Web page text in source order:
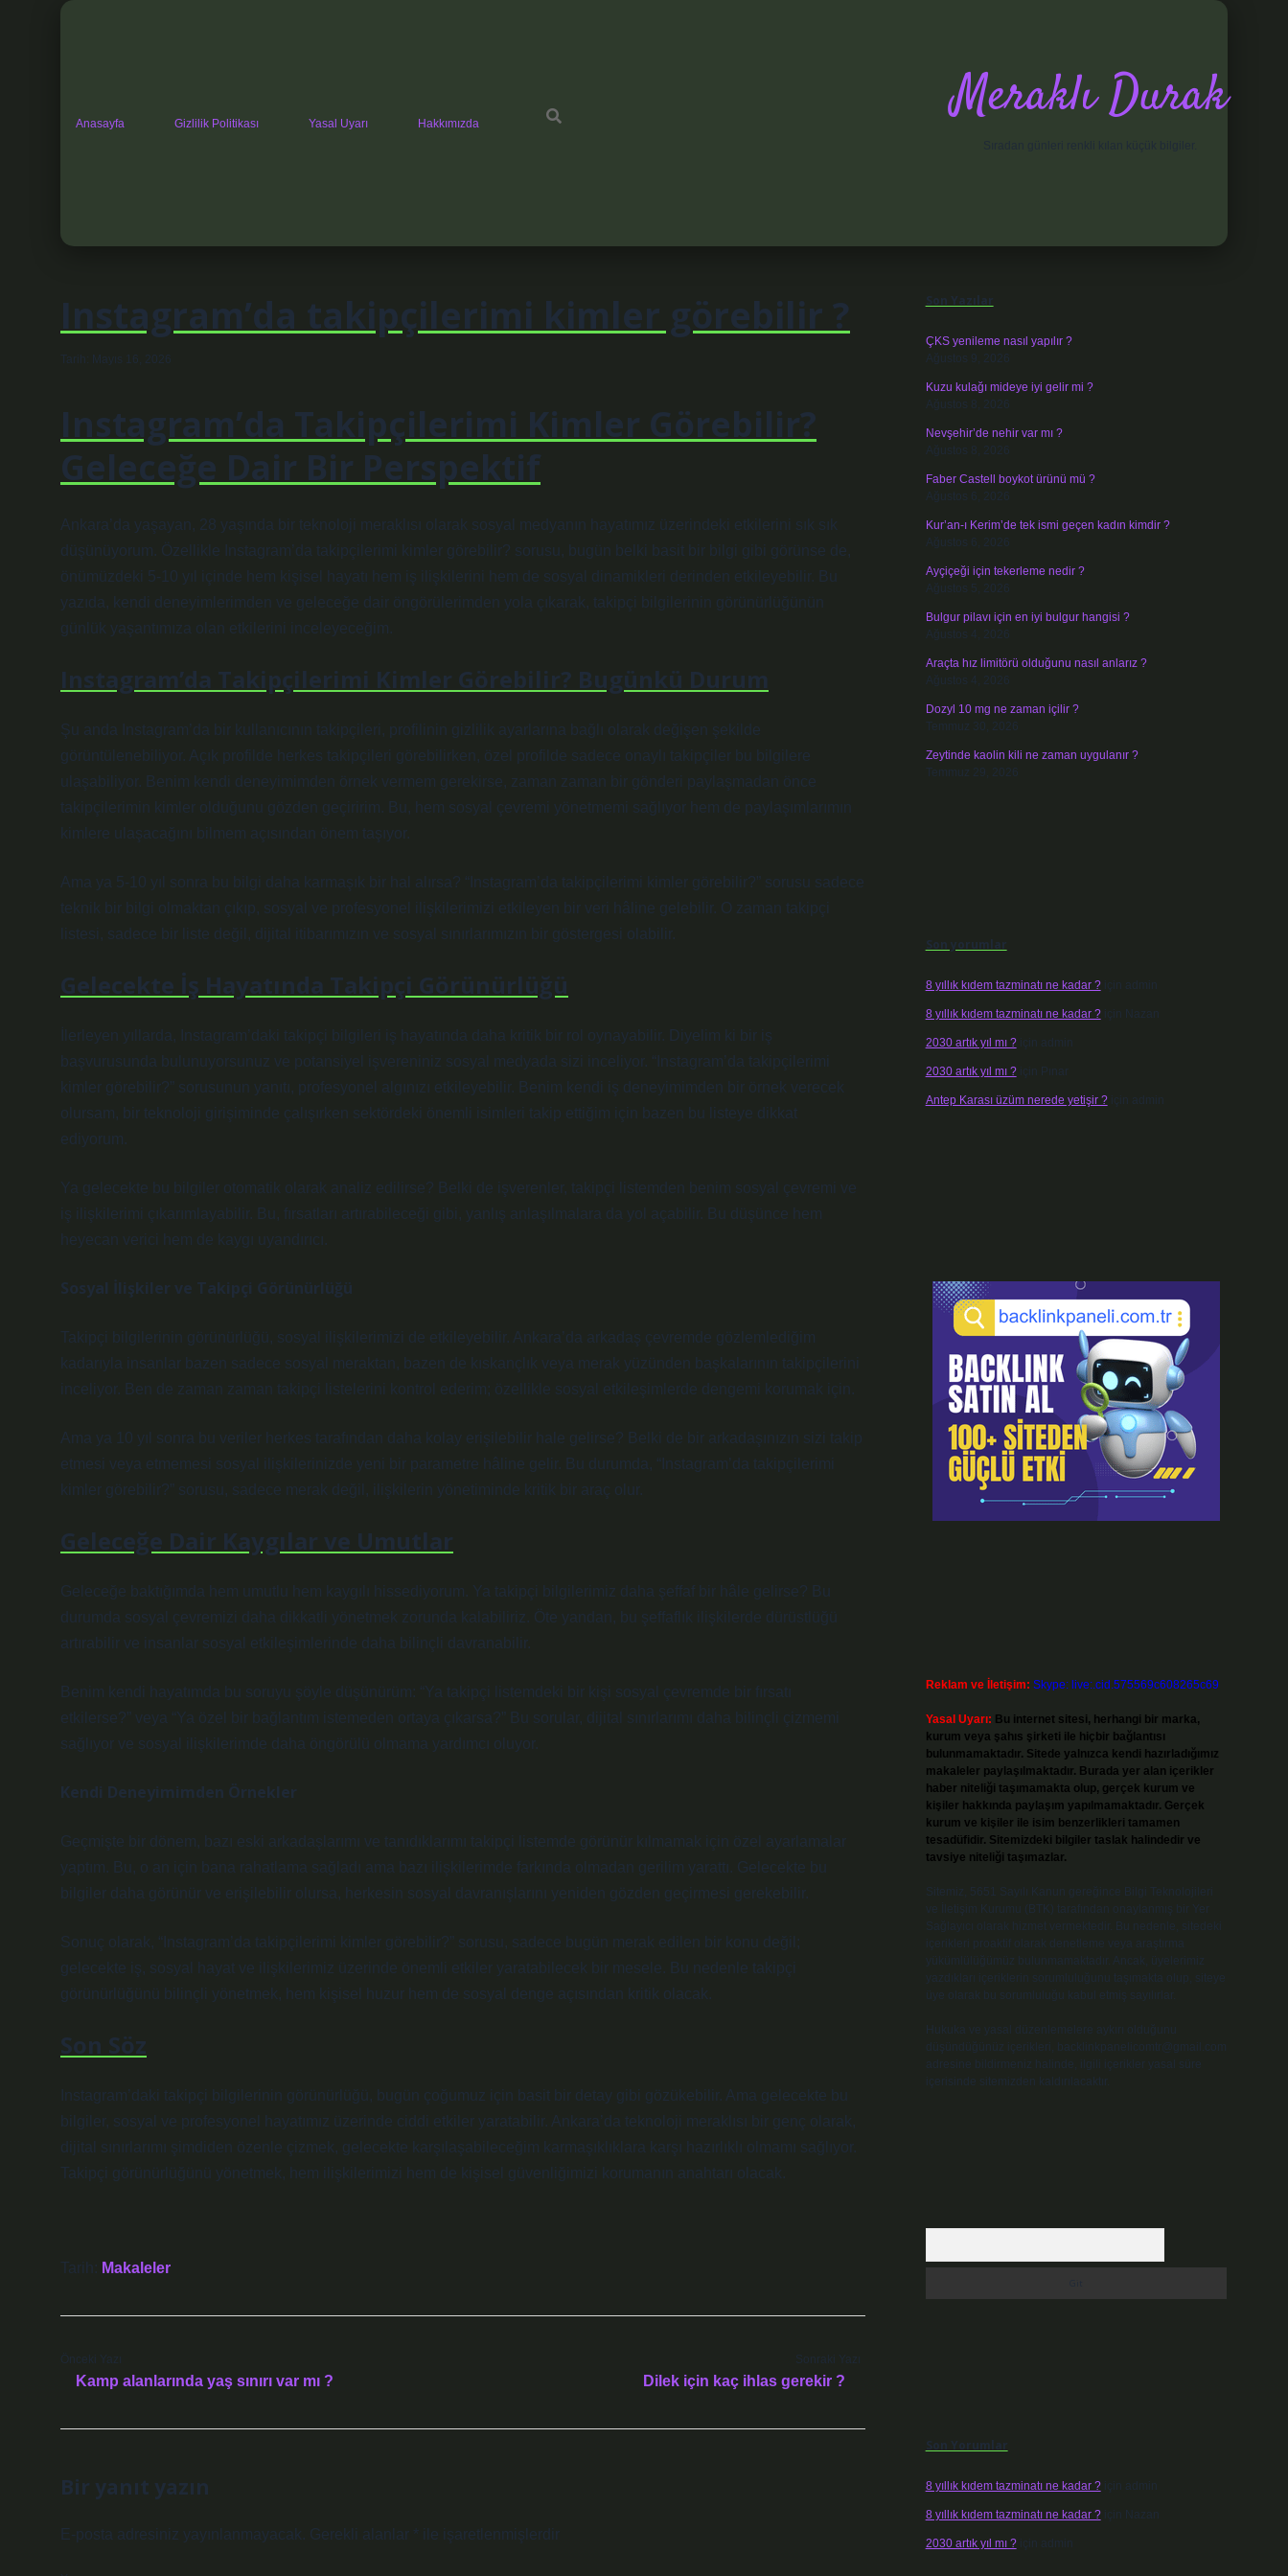
Anasayfa Gizlilik Politikası Yasal Uyarı Hakkımızda Meraklı Durak
Instagram’da takipçilerimi kimler görebilir ?
Tarih: Mayıs 16, 2026
Instagram’da Takipçilerimi Kimler Görebilir?
Geleceğe Dair Bir Perspektif
Ankara’da yaşayan, 28 yaşında bir teknoloji meraklısı olarak sosyal medyanın hayatımız üzerindeki etkilerini sık sık
düşünüyorum. Özellikle Instagram’da takipçilerimi kimler görebilir? sorusu, bugün belki basit bir bilgi gibi görünse de,
önümüzdeki 5-10 yıl içinde hem kişisel hayatı hem iş ilişkilerini hem de sosyal dinamikleri derinden etkileyebilir. Bu
yazıda, kendi deneyimlerimden ve geleceğe dair öngörülerimden yola çıkarak, takipçi bilgilerinin görünürlüğünün
günlük yaşantımıza olan etkilerini inceleyeceğim.
Instagram’da Takipçilerimi Kimler Görebilir? Bugünkü Durum
Şu anda Instagram’da bir kullanıcının takipçileri, profilinin gizlilik ayarlarına bağlı olarak değişen şekilde
görüntülenebiliyor. Açık profilde herkes takipçileri görebilirken, özel profilde sadece onaylı takipçiler bu bilgilere
ulaşabiliyor. Benim kendi deneyimimden örnek vermem gerekirse, zaman zaman bir gönderi paylaşmadan önce
takipçilerimin kimler olduğunu gözden geçiririm. Bu, hem sosyal çevremi yönetmemi sağlıyor hem de paylaşımlarımın
kimlere ulaşacağını bilmem açısından önem taşıyor.
Ama ya 5-10 yıl sonra bu bilgi daha karmaşık bir hal alırsa? “Instagram’da takipçilerimi kimler görebilir?” sorusu sadece
teknik bir bilgi olmaktan çıkıp, sosyal ve profesyonel ilişkilerimizi etkileyen bir veri hâline gelebilir. O zaman takipçi
listesi, sadece bir liste değil, dijital itibarımızın ve sosyal sınırlarımızın bir göstergesi olabilir.
Gelecekte İş Hayatında Takipçi Görünürlüğü
İlerleyen yıllarda, Instagram’daki takipçi bilgileri iş hayatında daha kritik bir rol oynayabilir. Diyelim ki bir iş
başvurusunda bulunuyorsunuz ve potansiyel işvereniniz sosyal medyada sizi inceliyor. “Instagram’da takipçilerimi
kimler görebilir?” sorusunun yanıtı, profesyonel algınızı etkileyebilir. Benim kendi iş deneyimimden bir örnek verecek
olursam, bir teknoloji girişiminde çalışırken sektördeki önemli isimleri takip ettiğim için bazen bu listeye dikkat
ediyorum.
Ya gelecekte bu bilgiler otomatik olarak analiz edilirse? Belki de işverenler, takipçi listemden benim sosyal çevremi ve
iş ilişkilerimi çıkarımlayabilir. Bu, fırsatları artırabileceği gibi, yanlış anlaşılmalara da yol açabilir. Bu düşünce hem
heyecan verici hem de kaygı uyandırıcı.
Sosyal İlişkiler ve Takipçi Görünürlüğü
Takipçi bilgilerinin görünürlüğü, sosyal ilişkilerimizi de etkileyebilir. Ankara’da arkadaş çevremde gözlemlediğim
kadarıyla insanlar bazen sadece sosyal meraktan, bazen de kıskançlık veya merak yüzünden başkalarının takipçilerini
inceliyor. Ben de zaman zaman takipçi listelerini kontrol ederim; özellikle sosyal etkileşimlerde dengemi korumak için.
Ama ya 10 yıl sonra bu veriler herkes tarafından daha kolay erişilebilir hale gelirse? Belki de bir arkadaşınızın sizi takip
etmesi veya etmemesi sosyal ilişkilerinizde yeni bir parametre hâline gelir. Bu durumda, “Instagram’da takipçilerimi
kimler görebilir?” sorusu, sadece merak değil, ilişkilerin yönetiminde kritik bir araç olur.
Geleceğe Dair Kaygılar ve Umutlar
Geleceğe baktığımda hem umutlu hem kaygılı hissediyorum. Ya takipçi bilgilerimiz daha şeffaf bir hâle gelirse? Bu
durumda sosyal çevremizi daha dikkatli yönetmek zorunda kalabiliriz. Öte yandan, bu şeffaflık ilişkilerde dürüstlüğü
artırabilir ve insanlar sosyal etkileşimlerinde daha bilinçli davranabilir.
Benim kendi hayatımda bu soruyu şöyle düşünürüm: “Ya takipçi listemdeki bir kişi sosyal çevremde bir fırsatı
etkilerse?” veya “Ya özel bir bağlantım istemeden ortaya çıkarsa?” Bu sorular, dijital sınırlarımı daha bilinçli çizmemi
sağlıyor ve sosyal ilişkilerimde daha öngörülü olmama yardımcı oluyor.
Kendi Deneyimimden Örnekler
Geçmişte bir dönem, bazı eski arkadaşlarımı ve tanıdıklarımı takipçi listemde görünür kılmamak için özel ayarlamalar
yaptım. Bu, o an için bana rahatlama sağladı ama bazı ilişkilerimde farkında olmadan gerilim yarattı. Gelecekte bu
bilgiler daha görünür ve erişilebilir olursa, herkesin sosyal davranışlarını yeniden gözden geçirmesi gerekebilir.
Sonuç olarak, “Instagram’da takipçilerimi kimler görebilir?” sorusu, sadece bugün merak edilen bir konu değil;
gelecekte iş, sosyal hayat ve ilişkilerimiz üzerinde önemli etkiler yaratabilecek bir mesele. Bu nedenle takipçi
görünürlüğünü bilinçli yönetmek, hem kişisel huzur hem de sosyal denge açısından kritik olacak.
Son Söz
Instagram’daki takipçi bilgilerinin görünürlüğü, bugün çoğumuz için basit bir detay gibi gözükebilir. Ama gelecekte bu
bilgiler, sosyal ve profesyonel hayatımız üzerinde ciddi etkiler yaratabilir. Ankara’da teknoloji meraklısı bir genç olarak,
dijital sınırlarımı şimdiden özenle çizmek, gelecekte karşılaşabileceğim karmaşıklıklara karşı hazırlıklı olmamı sağlıyor.
Takipçi görünürlüğünü yönetmek, hem ilişkilerimizi hem de kişisel güvenliğimizi korumanın anahtarı olacak.
Tarih: Makaleler
Önceki Yazı
Kamp alanlarında yaş sınırı var mı ?
Sonraki Yazı
Dilek için kaç ihlas gerekir ?
Bir yanıt yazın
E-posta adresiniz yayınlanmayacak. Gerekli alanlar * ile işaretlenmişlerdir
Son Yazılar
ÇKS yenileme nasıl yapılır ?
Ağustos 9, 2026
Kuzu kulağı mideye iyi gelir mi ?
Ağustos 8, 2026
Nevşehir’de nehir var mı ?
Ağustos 8, 2026
Faber Castell boykot ürünü mü ?
Ağustos 6, 2026
Kur’an-ı Kerim’de tek ismi geçen kadın kimdir ?
Ağustos 6, 2026
Ayçiçeği için tekerleme nedir ?
Ağustos 5, 2026
Bulgur pilavı için en iyi bulgur hangisi ?
Ağustos 4, 2026
Araçta hız limitörü olduğunu nasıl anlarız ?
Ağustos 4, 2026
Dozyl 10 mg ne zaman içilir ?
Temmuz 30, 2026
Zeytinde kaolin kili ne zaman uygulanır ?
Temmuz 29, 2026
Son yorumlar
8 yıllık kıdem tazminatı ne kadar ?için admin
8 yıllık kıdem tazminatı ne kadar ?için Nazan
2030 artık yıl mı ?için admin
2030 artık yıl mı ?için Pınar
Antep Karası üzüm nerede yetişir ?için admin
Reklam ve İletişim: Skype: live:.cid.575569c608265c69
Yasal Uyarı: Bu internet sitesi, herhangi bir marka,
kurum veya şahıs şirketi ile hiçbir bağlantısı
bulunmamaktadır. Sitede yalnızca kendi hazırladığımız
makaleler paylaşılmaktadır. Burada yer alan içerikler
haber niteliği taşımamakta olup, gerçek kurum ve
kişiler hakkında paylaşım yapılmamaktadır. Gerçek
kurum ve kişiler ile isim benzerlikleri tamamen
tesadüfidir. Sitemizdeki bilgiler taslak halindedir ve
tavsiye niteliği taşımazlar.
Sitemiz, 5651 Sayılı Kanun gereğince Bilgi Teknolojileri
ve İletişim Kurumu (BTK) tarafından onaylanmış bir Yer
Sağlayıcı olarak hizmet vermektedir. Bu nedenle, sitedeki
içerikleri proaktif olarak denetleme veya araştırma
yükümlülüğümüz bulunmamaktadır. Ancak, üyelerimiz
yazdıkları içeriklerin sorumluluğunu taşımakta olup, siteye
üye olarak bu sorumluluğu kabul etmiş sayılırlar.
Hukuka ve yasal düzenlemelere aykırı olduğunu
düşündüğünüz içerikleri,
backlinkpanelicomtr@gmail.com
adresine bildirmeniz halinde, ilgili içerikler yasal süre
içerisinde sitemizden kaldırılacaktır.
Son Yorumlar
8 yıllık kıdem tazminatı ne kadar ?için admin
8 yıllık kıdem tazminatı ne kadar ?için Nazan
2030 artık yıl mı ?için admin